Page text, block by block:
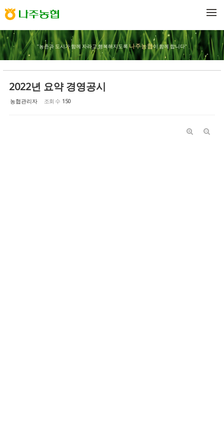
"농촌과 도시가 함께 자라고 행복해지도록나주농협이 함께 합니다"
2022년 요약 경영공시
농협관리자 조회 수 150